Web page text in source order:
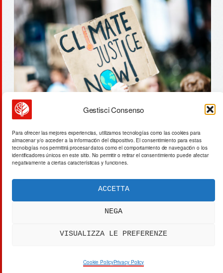
Gestisci Consenso
Para ofrecer las mejores experiencias, utilizamos tecnologías como las cookies para
almacenar y/o acceder a la información del dispositivo. El consentimiento para estas
tecnologías nos permitirá procesar datos como el comportamiento de navegación o los
identificadores únicos en este sitio. No permitir o retirar el consentimiento puede afectar
negativamente a ciertas características y funciones.
ACCETTA
NEGA
VISUALIZZA LE PREFERENZE
Cookie PolicyPrivacy Policy
microsoft inyecta 16b€ en tmi:
reactivación nuclear para ia
> SYSTEM OUTPUT: DATA_FEED.xml
[IP]IP